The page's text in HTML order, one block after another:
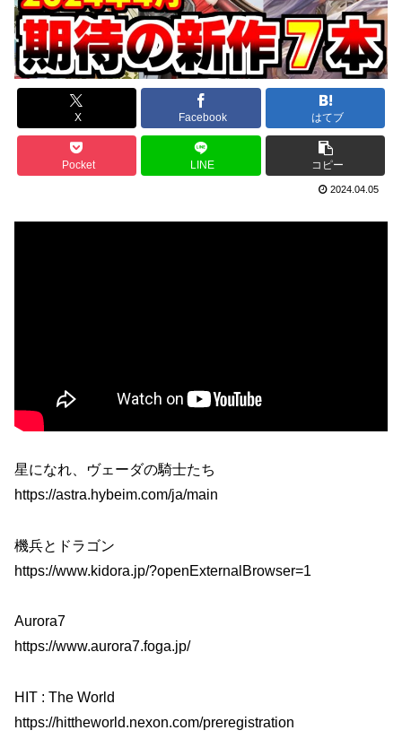
X Facebook はてブ
Pocket LINE コピー
2024.04.05
星になれ、ヴェーダの騎士たち
https://astra.hybeim.com/ja/main
機兵とドラゴン
https://www.kidora.jp/?openExternalBrowser=1
Aurora7
https://www.aurora7.foga.jp/
HIT : The World
https://hittheworld.nexon.com/preregistration